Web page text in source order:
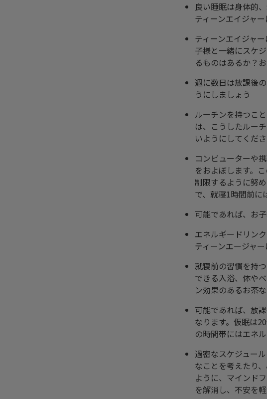
良い睡眠は身体的
ティーンエイジャ
ティーンエイジャ
子様と一緒にスケ
るものはあるか？
週に数日は放課後
うにしましょう
ルーチンを持つこ
は、こうしたルー
いようにしてくだ
コンピューターや
をおよぼします。
制限するように努
で、就寝1時間前に
可能であれば、お
エネルギードリン
ティーンエージャ
就寝前の習慣を持
できる入浴、体や
ン効果のあるお茶
可能であれば、放
なります。仮眠は
の時間帯にはエネ
過密なスケジュー
なことを考えたり
ように、マインド
を解消し、不安を